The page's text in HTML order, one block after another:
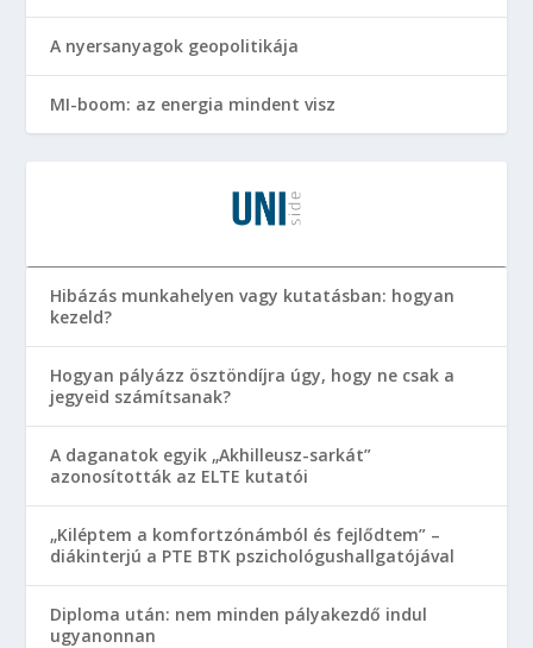
A nyersanyagok geopolitikája
MI-boom: az energia mindent visz
Hibázás munkahelyen vagy kutatásban: hogyan
kezeld?
Hogyan pályázz ösztöndíjra úgy, hogy ne csak a
jegyeid számítsanak?
A daganatok egyik „Akhilleusz-sarkát”
azonosították az ELTE kutatói
„Kiléptem a komfortzónámból és fejlődtem” –
diákinterjú a PTE BTK pszichológushallgatójával
Diploma után: nem minden pályakezdő indul
ugyanonnan